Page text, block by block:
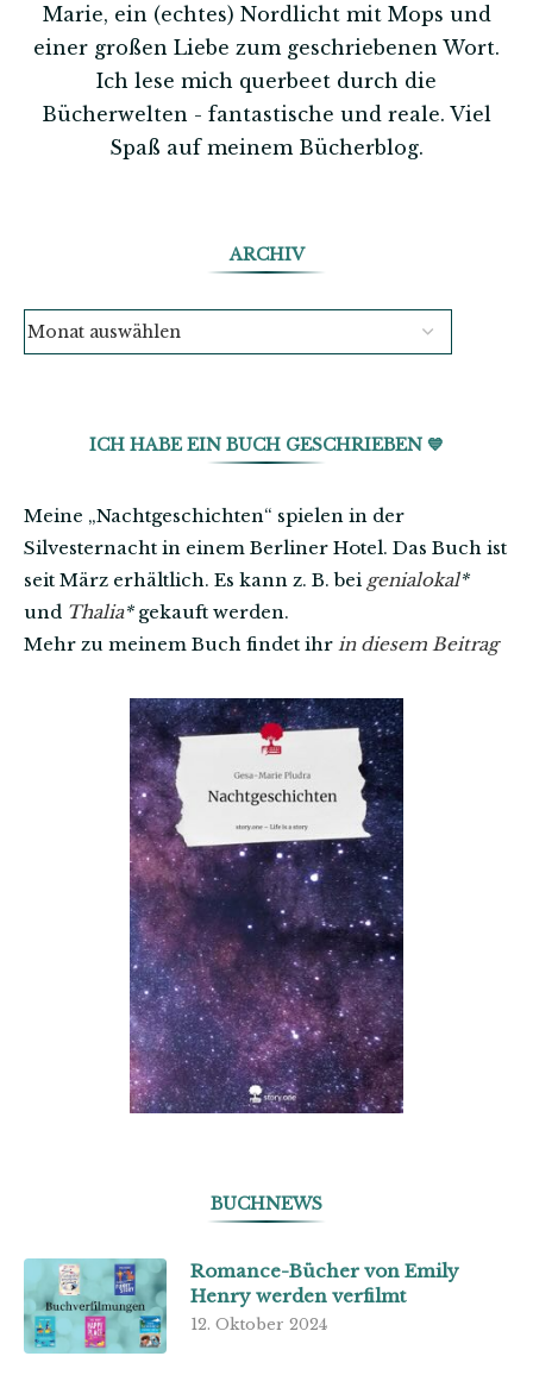
Marie, ein (echtes) Nordlicht mit Mops und
einer großen Liebe zum geschriebenen Wort.
Ich lese mich querbeet durch die
Bücherwelten - fantastische und reale. Viel
Spaß auf meinem Bücherblog.
ARCHIV
ICH HABE EIN BUCH GESCHRIEBEN 💙
Meine „Nachtgeschichten“ spielen in der
Silvesternacht in einem Berliner Hotel. Das Buch ist
seit März erhältlich. Es kann z. B. bei genialokal*
und Thalia*gekauft werden.
Mehr zu meinem Buch findet ihr in diesem Beitrag
BUCHNEWS
Romance-Bücher von Emily
Henry werden verfilmt
12. Oktober 2024